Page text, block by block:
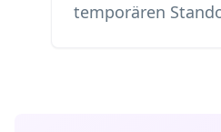
temporären